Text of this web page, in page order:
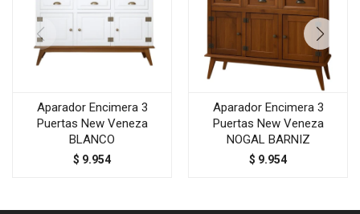
Aparador Encimera 3
Puertas New Veneza
BLANCO
$ 9.954
Aparador Encimera 3
Puertas New Veneza
NOGAL BARNIZ
$ 9.954